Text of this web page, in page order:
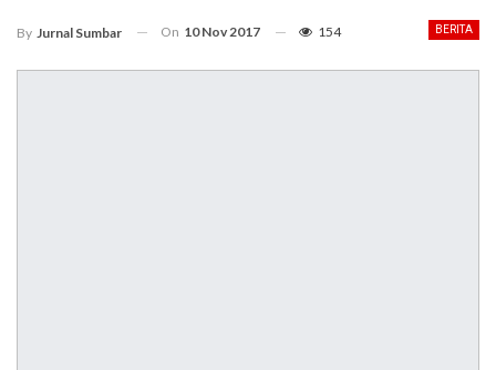
BERITA
By Jurnal Sumbar On 10 Nov 2017 154